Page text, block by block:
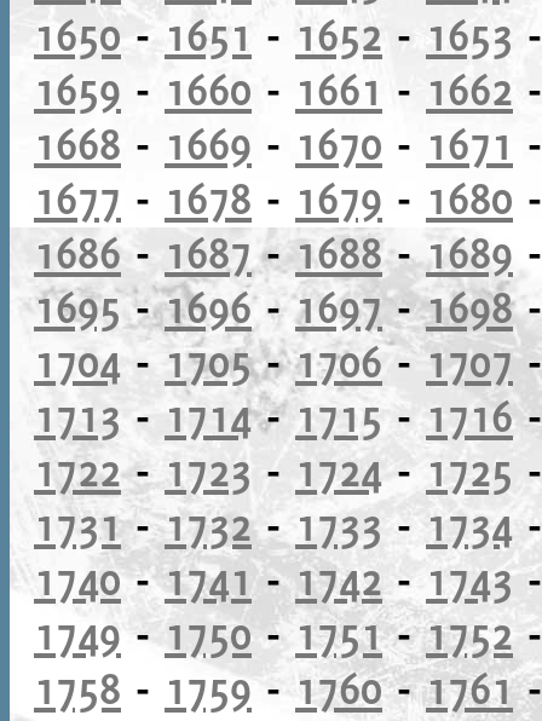
1650- 1651 - 1652 - 1653
1659 - 1660 - 1661 - 1662
1668 - 1669 - 1670 - 1671
1677 - 1678 - 1679 - 1680
1686 - 1687-1688-1689
1695-1696-1697-1698
1704 - 1705-1706-1707
1713 - 1714- 1715- 1716
1722-1723 - 1724- 1725
1731-1732-1733- 1734
1740-1741-1742 -1743
1749-1750-1751-1752
1758 - 1759-1760-1761